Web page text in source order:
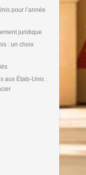
pour l’année
juridique
: un choix
aux États-Unis :